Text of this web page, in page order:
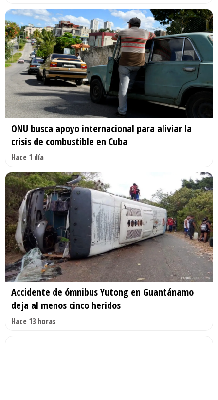
ONU busca apoyo internacional para aliviar la
crisis de combustible en Cuba
Hace 1 día
Accidente de ómnibus Yutong en Guantánamo
deja al menos cinco heridos
Hace 13 horas